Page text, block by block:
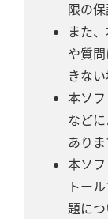
限の
また
や質
きない
本ソ
など
ありま
本ソ
トー
題に